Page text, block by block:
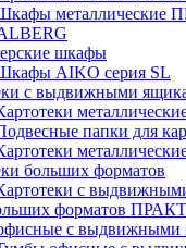
металлические
шкафы
AIKO серия SL
с выдвижными
папки для
больших форматов
с
форматов
с выдвижными